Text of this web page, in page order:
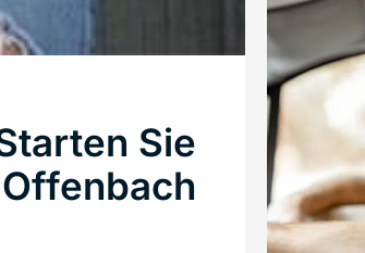
Sie